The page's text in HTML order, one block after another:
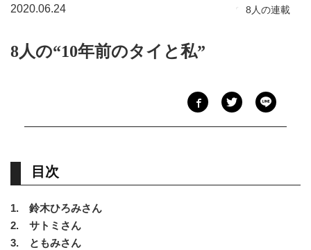
2020.06.24 8人の連載
8人の“10年前のタイと私”
目次
1. 鈴木ひろみさん
2. サトミさん
3. ともみさん